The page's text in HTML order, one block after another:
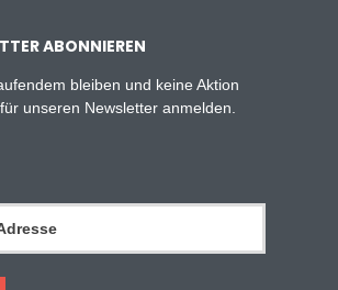
ABONNIEREN
bleiben und keine Aktion
unseren Newsletter anmelden.